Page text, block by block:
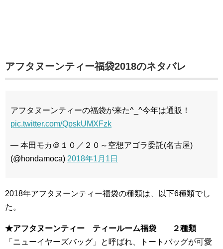
アフタヌーンティー福袋2018のネタバレ
アフタヌーンティーの福袋が来た^_^今年は通販！
pic.twitter.com/QpskUMXFzk
— 本田モカ＠１０／２０～空想アゴラ委託(名古屋)
(@hondamoca) 2018年1月1日
2018年アフタヌーンティー福袋の種類は、以下6種類でし
た。
★アフタヌーンティー ティールーム福袋
２種類
「ニューイヤーズバッグ」と呼ばれ、トートバッグが可愛